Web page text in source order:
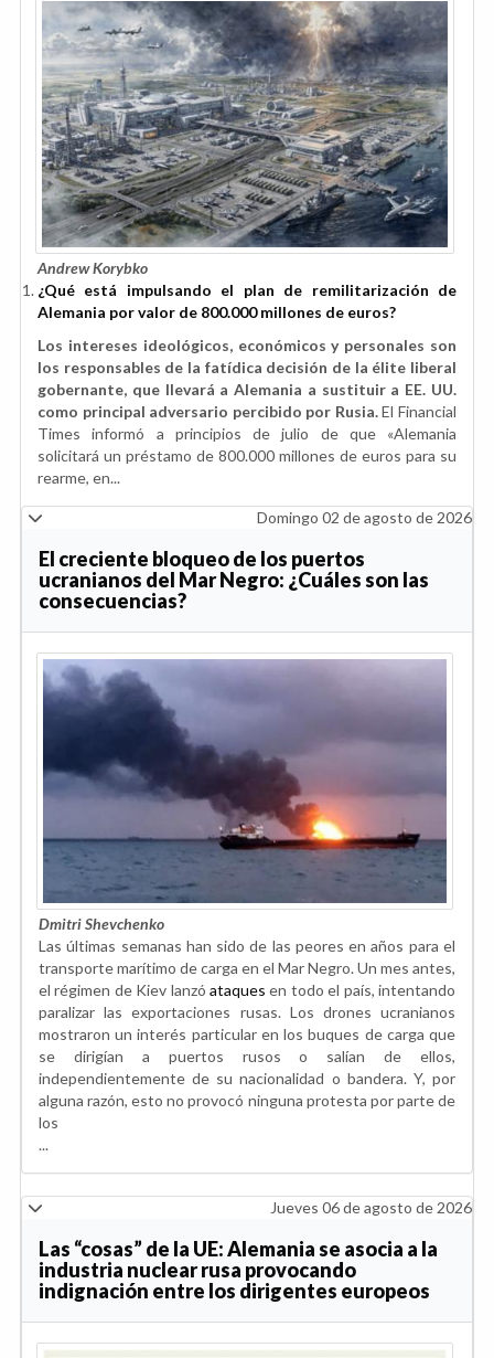
Andrew Korybko
¿Qué está impulsando el plan de remilitarización de
Alemania por valor de 800.000 millones de euros?
Los intereses ideológicos, económicos y personales son
los responsables de la fatídica decisión de la élite liberal
gobernante, que llevará a Alemania a sustituir a EE. UU.
como principal adversario percibido por Rusia.El Financial
Times informó a principios de julio de que «Alemania
solicitará un préstamo de 800.000 millones de euros para su
rearme, en...
Domingo 02 de agosto de 2026
El creciente bloqueo de los puertos
ucranianos del Mar Negro: ¿Cuáles son las
consecuencias?
Dmitri Shevchenko
Las últimas semanas han sido de las peores en años para el
transporte marítimo de carga en el Mar Negro. Un mes antes,
el régimen de Kiev lanzó ataques en todo el país, intentando
paralizar las exportaciones rusas. Los drones ucranianos
mostraron un interés particular en los buques de carga que
se dirigían a puertos rusos o salían de ellos,
independientemente de su nacionalidad o bandera. Y, por
alguna razón, esto no provocó ninguna protesta por parte de
los
...
Jueves 06 de agosto de 2026
Las “cosas” de la UE: Alemania se asocia a la
industria nuclear rusa provocando
indignación entre los dirigentes europeos